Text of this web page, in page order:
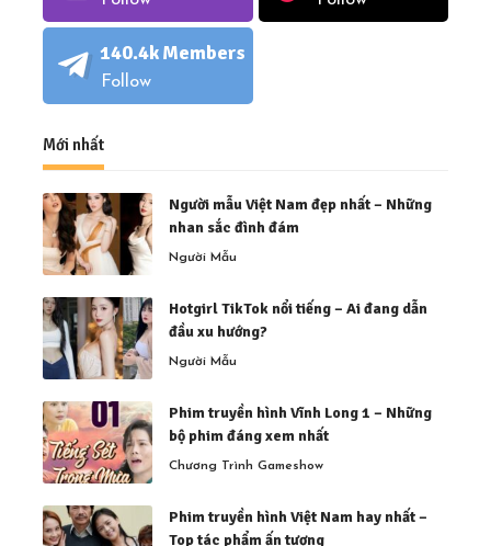
140.4kMembers
Follow
Mới nhất
Người mẫu Việt Nam đẹp nhất – Những
nhan sắc đình đám
Người Mẫu
Hotgirl TikTok nổi tiếng – Ai đang dẫn
đầu xu hướng?
Người Mẫu
Phim truyền hình Vĩnh Long 1 – Những
bộ phim đáng xem nhất
Chương Trình Gameshow
Phim truyền hình Việt Nam hay nhất –
Top tác phẩm ấn tượng